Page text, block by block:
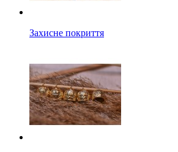
Захисне покриття